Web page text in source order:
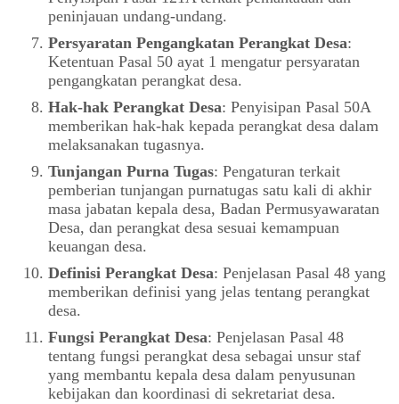
peninjauan undang-undang.
Persyaratan Pengangkatan Perangkat Desa:
Ketentuan Pasal 50 ayat 1 mengatur persyaratan
pengangkatan perangkat desa.
Hak-hak Perangkat Desa: Penyisipan Pasal 50A
memberikan hak-hak kepada perangkat desa dalam
melaksanakan tugasnya.
Tunjangan Purna Tugas: Pengaturan terkait
pemberian tunjangan purnatugas satu kali di akhir
masa jabatan kepala desa, Badan Permusyawaratan
Desa, dan perangkat desa sesuai kemampuan
keuangan desa.
Definisi Perangkat Desa: Penjelasan Pasal 48 yang
memberikan definisi yang jelas tentang perangkat
desa.
Fungsi Perangkat Desa: Penjelasan Pasal 48
tentang fungsi perangkat desa sebagai unsur staf
yang membantu kepala desa dalam penyusunan
kebijakan dan koordinasi di sekretariat desa.